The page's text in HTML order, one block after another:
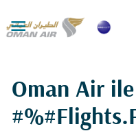

Oman Air